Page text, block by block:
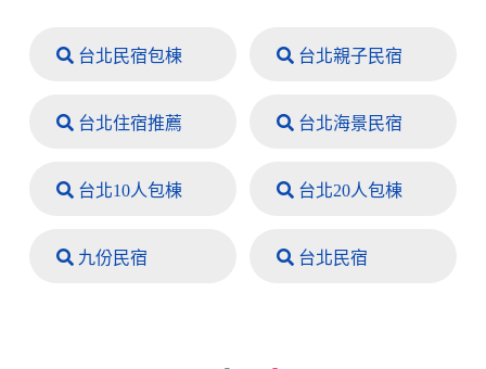
台北民宿包棟 台北親子民宿
台北住宿推薦 台北海景民宿
台北10人包棟 台北20人包棟
九份民宿 台北民宿